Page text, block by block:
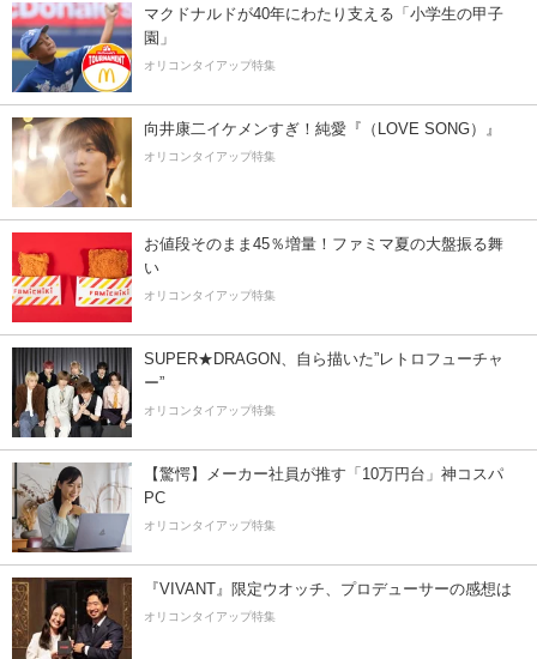
マクドナルドが40年にわたり支える「小学生の甲子
園」
オリコンタイアップ特集
向井康二イケメンすぎ！純愛『（LOVE SONG）』
オリコンタイアップ特集
お値段そのまま45％増量！ファミマ夏の大盤振る舞
い
オリコンタイアップ特集
SUPER★DRAGON、自ら描いた”レトロフューチャ
ー”
オリコンタイアップ特集
【驚愕】メーカー社員が推す「10万円台」神コスパ
PC
オリコンタイアップ特集
『VIVANT』限定ウオッチ、プロデューサーの感想は
オリコンタイアップ特集